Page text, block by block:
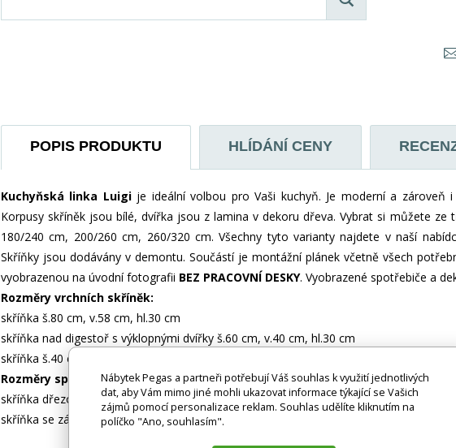
POPIS PRODUKTU HLÍDÁNÍ CENY
Kuchyňská linka Luigije ideální volbou pro Vaši kuchyň. Je moderní a zároveň
Korpusy skříněk jsou bílé, dvířka jsou z lamina v dekoru dřeva. Vybrat si můžete
180/240 cm, 200/260 cm, 260/320 cm. Všechny tyto varianty najdete v naší
Skříňky jsou dodávány v demontu. Součástí je montážní plánek včetně všech
vyobrazenou na úvodní fotografii BEZ PRACOVNÍ DESKY. Vyobrazené spotřebiče a
Rozměry vrchních skříněk:
skříňka š.80 cm, v.58 cm, hl.30 cm
skříňka nad digestoř s výklopnými dvířky š.60 cm, v.40 cm, hl.30 cm
skříňka š.40 cm, v.58 cm, hl.30 cm
Rozměry spodních skříněk:
skříňka dřezová š.80 cm, v.83 cm, hl.45 cm
skříňka se zásuvkou š.40 cm, v.83 cm, hl.45 cm
Nábytek Pegas a partneři potřebují Váš souhlas k využití jednotlivých
dat, aby Vám mimo jiné mohli ukazovat informace týkající se Vašich
zájmů pomocí personalizace reklam. Souhlas udělíte kliknutím na
políčko "Ano, souhlasím".